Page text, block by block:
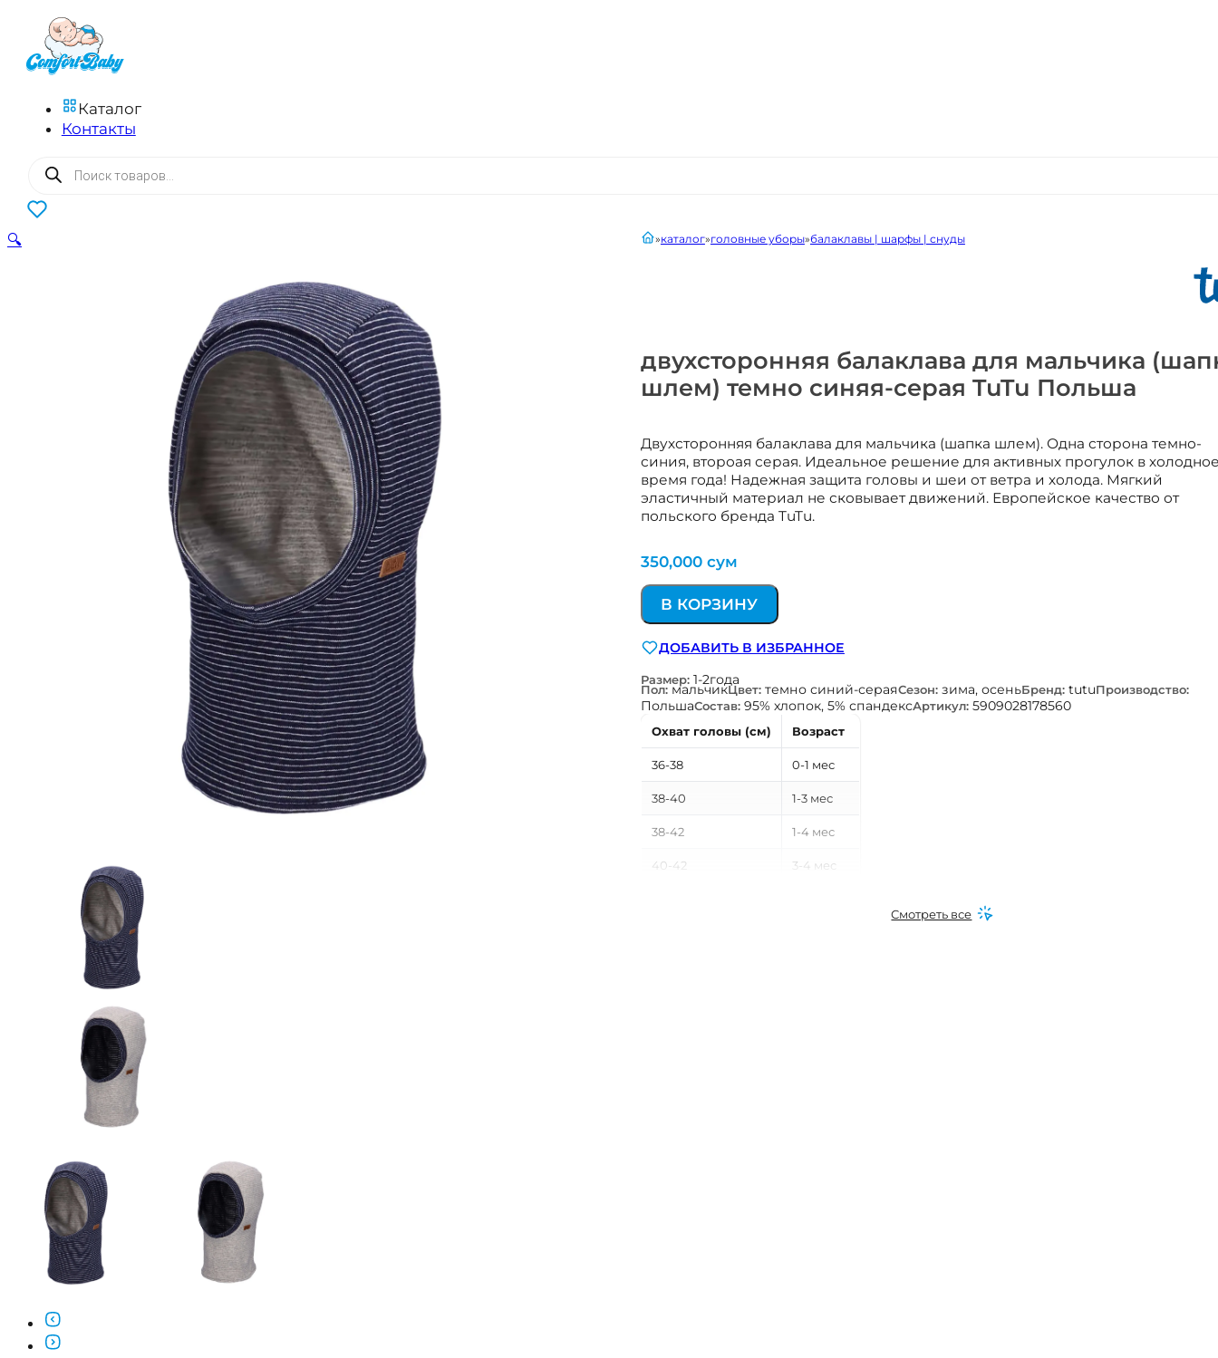
Каталог
Контакты
Поиск
товаров
0
двухсторонняя балаклава для мальчика
шлем) темно синяя-серая TuTu Польша
Двухсторонняя балаклава для мальчика (шапка шлем). Одна сторона темно-
синия, второая серая. Идеальное решение для активных прогулок в
время года! Надежная защита головы и шеи от ветра и холода. Мягкий
эластичный материал не сковывает движений. Европейское качество от
польского бренда TuTu.
главнаякаталог головные уборы балаклавы | шарфы | снуды
350,000 сум
В КОРЗИНУ
ДОБАВИТЬ В ИЗБРАННОЕ
Размер: 1-2года
Пол: мальчикЦвет: темно синий-сераяСезон: зима, осеньБренд: tutuПроизводство:
ПольшаСостав: 95% хлопок, 5% спандексАртикул: 5909028178560
Охват головы (см) Возраст
36-38 0-1 мес
38-40 1-3 мес
38-42 1-4 мес
40-42 3-4 мес
Смотреть все
🔍